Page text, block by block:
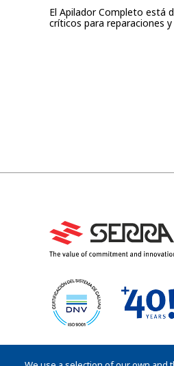
El Apilador Completo está
críticos para reparaciones y